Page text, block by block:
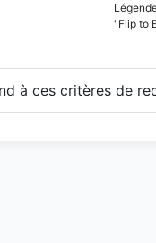
"Flip to
à ces critères de